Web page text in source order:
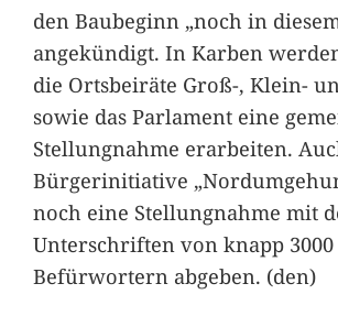
den Baubeginn „noch in
angekündigt. In Karben
die Ortsbeiräte Groß-, Klein-
sowie das Parlament eine
Stellungnahme erarbeiten.
Bürgerinitiative
noch eine Stellungnahme mit
Unterschriften von knapp 3000
Befürwortern abgeben. (den)